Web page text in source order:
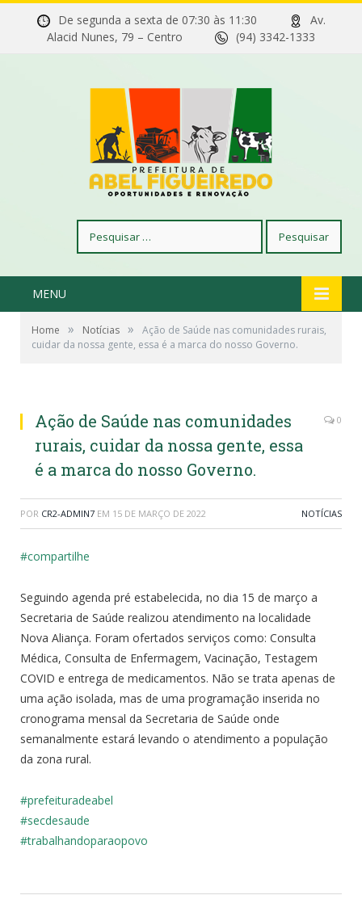
De segunda a sexta de 07:30 às 11:30
Av.
Alacid Nunes, 79 – Centro
(94) 3342-1333
por:
MENU
Home » Notícias »
Ação de Saúde nas comunidades rurais,
cuidar da nossa gente, essa é a marca do nosso Governo.
Ação de Saúde nas comunidades
rurais, cuidar da nossa gente, essa
é a marca do nosso Governo.
0
POR CR2-ADMIN7 EM 15 DE MARÇO DE 2022 NOTÍCIAS
#compartilhe
Seguindo agenda pré estabelecida, no dia 15 de março a
Secretaria de Saúde realizou atendimento na localidade
Nova Aliança. Foram ofertados serviços como: Consulta
Médica, Consulta de Enfermagem, Vacinação, Testagem
COVID e entrega de medicamentos. Não se trata apenas de
uma ação isolada, mas de uma programação inserida no
cronograma mensal da Secretaria de Saúde onde
semanalmente estará levando o atendimento a população
da zona rural.
#prefeituradeabel
#secdesaude
#trabalhandoparaopovo